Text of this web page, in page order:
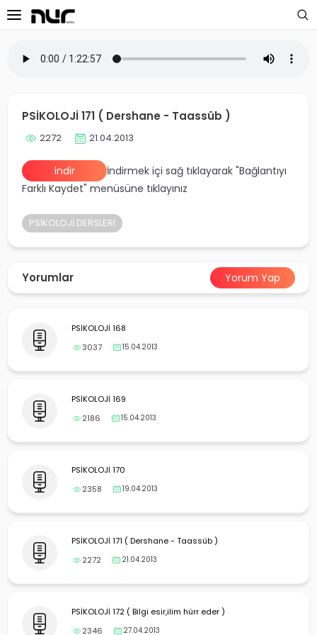
Dersler
Dersleri
Dersler
PSİKOLOJİ 171 ( Dershane - Taassüb )
2272 21.04.2013
indir
İndirmek içi sağ tıklayarak "Bağlantıyı
Farklı Kaydet" menüsüne tıklayınız
PSİKOLOJİ DERSLERİ
Yorumlar Yorum Yap
PSİKOLOJİ 168
3037
15.04.2013
PSİKOLOJİ 169
2186
15.04.2013
PSİKOLOJİ 170
2358
19.04.2013
PSİKOLOJİ 171 ( Dershane - Taassüb )
2272
21.04.2013
PSİKOLOJİ 172 ( Bilgi esir,ilim hürr eder )
2346
27.04.2013